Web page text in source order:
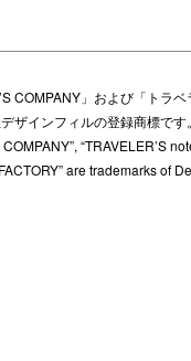
COMPANY」および「トラベ
ザインフィルの登録商標です。
“TRAVELER’S
are trademarks of